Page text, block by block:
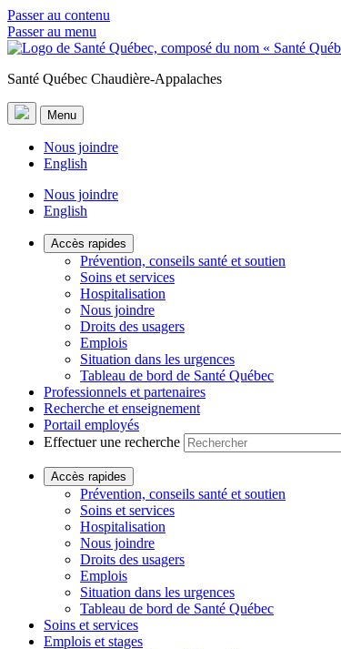
Passer au contenu
Passer au menu
Santé Québec Chaudière-Appalaches
Menu
Nous joindre
English
Nous joindre
English
Accès rapides
Prévention, conseils santé et soutien
Soins et services
Hospitalisation
Nous joindre
Droits des usagers
Emplois
Situation dans les urgences
Tableau de bord de Santé Québec
Professionnels et partenaires
Recherche et enseignement
Portail employés
Effectuer une recherche
Accès rapides
Prévention, conseils santé et soutien
Soins et services
Hospitalisation
Nous joindre
Droits des usagers
Emplois
Situation dans les urgences
Tableau de bord de Santé Québec
Soins et services
Emplois et stages